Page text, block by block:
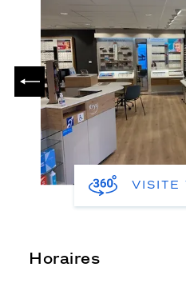
PRÉCÉDENT
VISITE
Horaires